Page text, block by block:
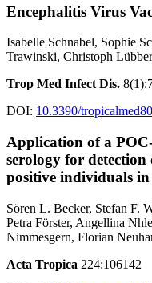
Encephalitis Virus
Isabelle Schnabel, Sophie
Trawinski, Christoph
Trop Med Infect Dis.
DOI: 10.3390/
Application of a
serology for
positive individuals
Sören L. Becker, Stefan F.
Petra Förster, Angellina
Nimmesgern, Florian
Acta Tropica 224:106142